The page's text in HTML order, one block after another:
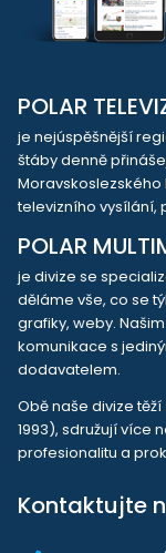
POLAR
je nejúspěšnější
štáby denně
televizního vysílání,
POLAR
je divize se
děláme vše, co se
grafiky, weby.
komunikace s
dodavatelem.
Obě naše divize
1993), sdružují více
profesionalitu a
Kontaktujte